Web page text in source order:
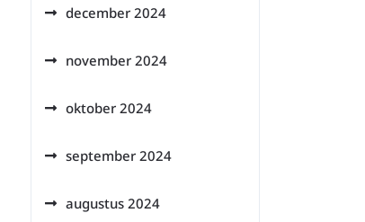
december 2024
november 2024
oktober 2024
september 2024
augustus 2024